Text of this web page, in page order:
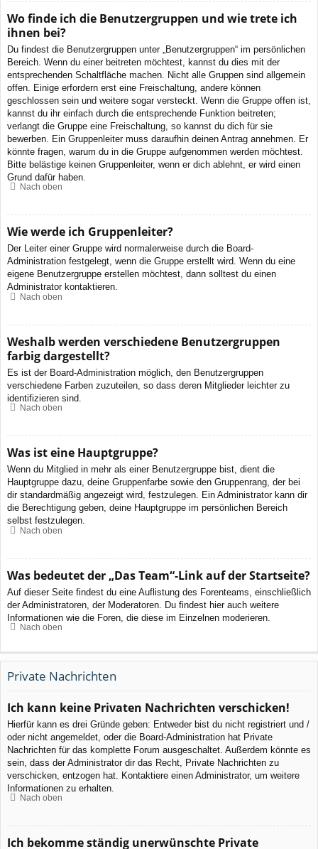
Wo finde ich die Benutzergruppen und wie trete ich
ihnen bei?
Du findest die Benutzergruppen unter „Benutzergruppen“ im persönlichen
Bereich. Wenn du einer beitreten möchtest, kannst du dies mit der
entsprechenden Schaltfläche machen. Nicht alle Gruppen sind allgemein
offen. Einige erfordern erst eine Freischaltung, andere können
geschlossen sein und weitere sogar versteckt. Wenn die Gruppe offen ist,
kannst du ihr einfach durch die entsprechende Funktion beitreten;
verlangt die Gruppe eine Freischaltung, so kannst du dich für sie
bewerben. Ein Gruppenleiter muss daraufhin deinen Antrag annehmen. Er
könnte fragen, warum du in die Gruppe aufgenommen werden möchtest.
Bitte belästige keinen Gruppenleiter, wenn er dich ablehnt, er wird einen
Grund dafür haben.
Nach oben
Wie werde ich Gruppenleiter?
Der Leiter einer Gruppe wird normalerweise durch die Board-
Administration festgelegt, wenn die Gruppe erstellt wird. Wenn du eine
eigene Benutzergruppe erstellen möchtest, dann solltest du einen
Administrator kontaktieren.
Nach oben
Weshalb werden verschiedene Benutzergruppen
farbig dargestellt?
Es ist der Board-Administration möglich, den Benutzergruppen
verschiedene Farben zuzuteilen, so dass deren Mitglieder leichter zu
identifizieren sind.
Nach oben
Was ist eine Hauptgruppe?
Wenn du Mitglied in mehr als einer Benutzergruppe bist, dient die
Hauptgruppe dazu, deine Gruppenfarbe sowie den Gruppenrang, der bei
dir standardmäßig angezeigt wird, festzulegen. Ein Administrator kann dir
die Berechtigung geben, deine Hauptgruppe im persönlichen Bereich
selbst festzulegen.
Nach oben
Was bedeutet der „Das Team“-Link auf der Startseite?
Auf dieser Seite findest du eine Auflistung des Forenteams, einschließlich
der Administratoren, der Moderatoren. Du findest hier auch weitere
Informationen wie die Foren, die diese im Einzelnen moderieren.
Nach oben
Private Nachrichten
Ich kann keine Privaten Nachrichten verschicken!
Hierfür kann es drei Gründe geben: Entweder bist du nicht registriert und /
oder nicht angemeldet, oder die Board-Administration hat Private
Nachrichten für das komplette Forum ausgeschaltet. Außerdem könnte es
sein, dass der Administrator dir das Recht, Private Nachrichten zu
verschicken, entzogen hat. Kontaktiere einen Administrator, um weitere
Informationen zu erhalten.
Nach oben
Ich bekomme ständig unerwünschte Private